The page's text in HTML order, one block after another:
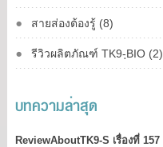
สายส่องต้องรู้ (8)
รีวิวผลิตภัณฑ์ TK9-ฺBIO (2)
บทความล่าสุด
ReviewAboutTK9-S เรื่องที่